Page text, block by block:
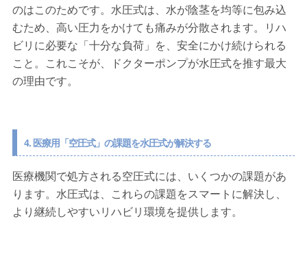
のはこのためです。水圧式は、水が陰茎を均等に包み込
むため、高い圧力をかけても痛みが分散されます。リハ
ビリに必要な「十分な負荷」を、安全にかけ続けられる
こと。これこそが、ドクターポンプが水圧式を推す最大
の理由です。
4. 医療用「空圧式」の課題を水圧式が解決する
医療機関で処方される空圧式には、いくつかの課題があ
ります。水圧式は、これらの課題をスマートに解決し、
より継続しやすいリハビリ環境を提供します。